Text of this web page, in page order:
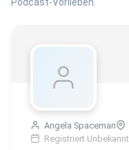
Angela Spaceman
Registriert Unbekannt